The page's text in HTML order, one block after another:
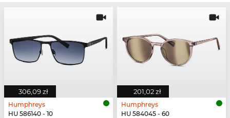
306,09 zł
Humphreys
HU 586140 - 10
201,02 zł
Humphreys
HU 584045 - 60